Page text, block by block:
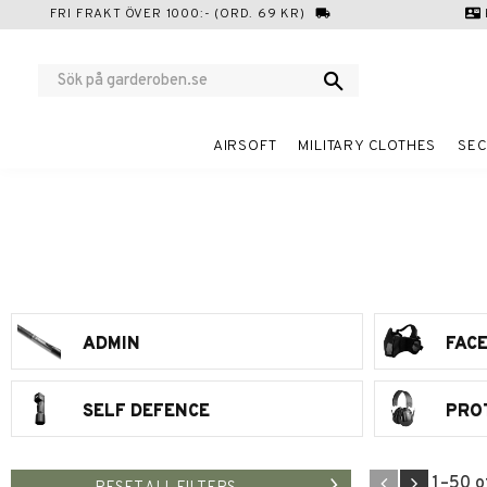
FRI FRAKT ÖVER 1000:- (ORD. 69 KR) local_shipping contact_mail
AIRSOFT MILITARY CLOTHES
ADMIN
SELF DEFENCE